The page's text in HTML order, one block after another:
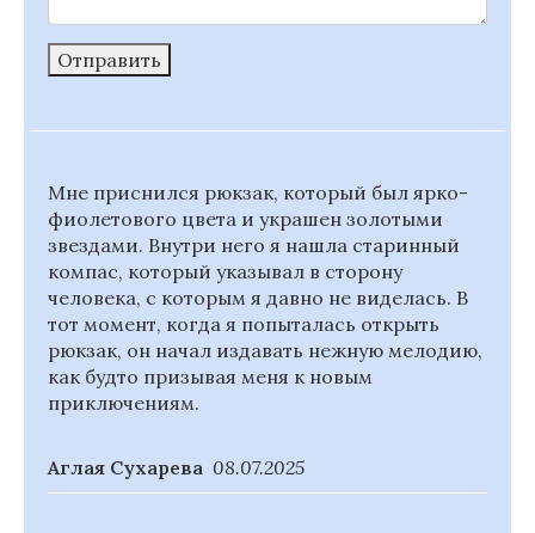
Отправить
Мне приснился рюкзак, который был ярко-
фиолетового цвета и украшен золотыми
звездами. Внутри него я нашла старинный
компас, который указывал в сторону
человека, с которым я давно не виделась. В
тот момент, когда я попыталась открыть
рюкзак, он начал издавать нежную мелодию,
как будто призывая меня к новым
приключениям.
Аглая Сухарева 08.07.2025